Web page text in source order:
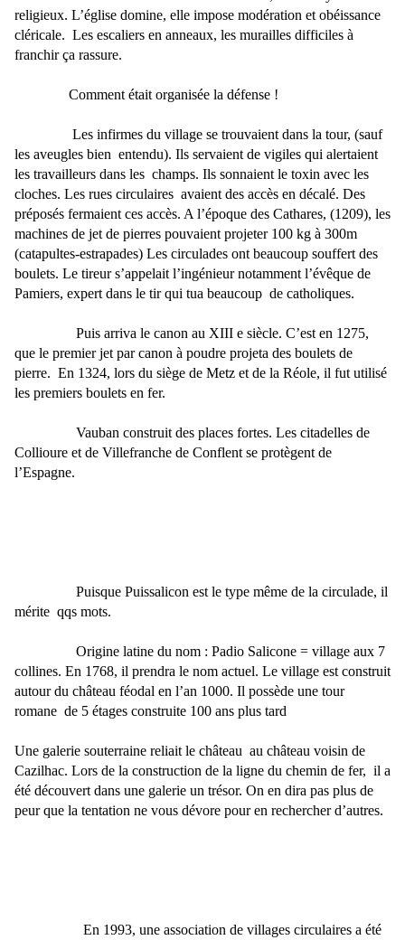
religieux. L’église domine, elle impose modération et obéissance
cléricale. Les escaliers en anneaux, les murailles difficiles à
franchir ça rassure.
Comment était organisée la défense !
Les infirmes du village se trouvaient dans la tour, (sauf
les aveugles bien entendu). Ils servaient de vigiles qui alertaient
les travailleurs dans les champs. Ils sonnaient le toxin avec les
cloches. Les rues circulaires avaient des accès en décalé. Des
préposés fermaient ces accès. A l’époque des Cathares, (1209), les
machines de jet de pierres pouvaient projeter 100 kg à 300m
(catapultes-estrapades) Les circulades ont beaucoup souffert des
boulets. Le tireur s’appelait l’ingénieur notamment l’évêque de
Pamiers, expert dans le tir qui tua beaucoup de catholiques.
Puis arriva le canon au XIII e siècle. C’est en 1275,
que le premier jet par canon à poudre projeta des boulets de
pierre. En 1324, lors du siège de Metz et de la Réole, il fut utilisé
les premiers boulets en fer.
Vauban construit des places fortes. Les citadelles de
Collioure et de Villefranche de Conflent se protègent de
l’Espagne.
Puisque Puissalicon est le type même de la circulade, il
mérite qqs mots.
Origine latine du nom : Padio Salicone = village aux 7
collines. En 1768, il prendra le nom actuel. Le village est construit
autour du château féodal en l’an 1000. Il possède une tour
romane de 5 étages construite 100 ans plus tard
Une galerie souterraine reliait le château au château voisin de
Cazilhac. Lors de la construction de la ligne du chemin de fer, il a
été découvert dans une galerie un trésor. On en dira pas plus de
peur que la tentation ne vous dévore pour en rechercher d’autres.
En 1993, une association de villages circulaires a été